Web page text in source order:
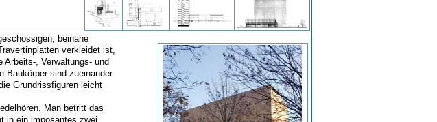
beinahe
verkleidet ist,
Arbeits-, Verwaltungs- und
Baukörper sind zueinander
Grundrissfiguren leicht
Man betritt das
in ein imposantes zwei